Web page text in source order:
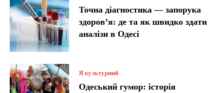
Точна діагностика — запорука
здоров’я: де та як швидко здати
аналізи в Одесі
Я культурний
Одеський гумор: історія